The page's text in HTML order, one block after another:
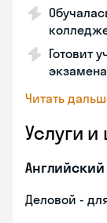
Готовит
Читать
Услуги
Деловой -